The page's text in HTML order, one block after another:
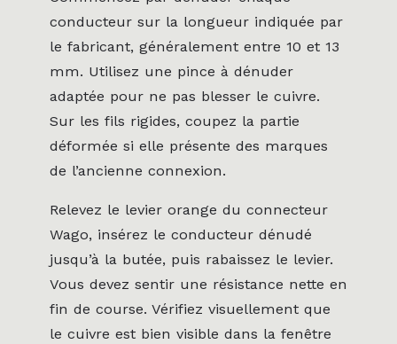
conducteur sur la longueur indiquée par
le fabricant, généralement entre 10 et 13
mm. Utilisez une pince à dénuder
adaptée pour ne pas blesser le cuivre.
Sur les fils rigides, coupez la partie
déformée si elle présente des marques
de l’ancienne connexion.
Relevez le levier orange du connecteur
Wago, insérez le conducteur dénudé
jusqu’à la butée, puis rabaissez le levier.
Vous devez sentir une résistance nette en
fin de course. Vérifiez visuellement que
le cuivre est bien visible dans la fenêtre